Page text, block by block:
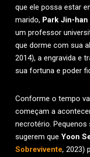
que ele possa estar
marido, Park Jin-han
um professor
que dorme com sua
2014), a engravida e
sua fortuna e poder
Conforme o tempo
começam a
necrotério. Pequenos
sugerem que Yoon
Sobrevivente, 2023)